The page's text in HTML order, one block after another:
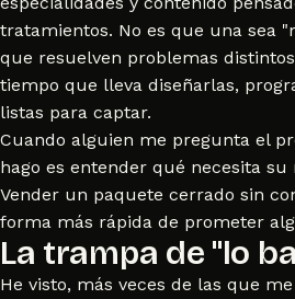
tratamientos. No es que una sea
que resuelven problemas
tiempo que lleva diseñarlas,
listas para captar.
Cuando alguien me pregunta el
hago es entender qué necesita
Vender un paquete cerrado sin
forma más rápida de prometer
La trampa de "lo
He visto, más veces de las que